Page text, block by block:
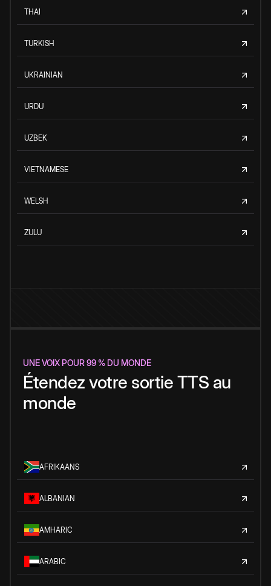
THAI
TURKISH
UKRAINIAN
URDU
UZBEK
VIETNAMESE
WELSH
ZULU
UNE VOIX POUR 99 % DU MONDE
Étendez votre sortie TTS au
monde
AFRIKAANS
ALBANIAN
AMHARIC
ARABIC